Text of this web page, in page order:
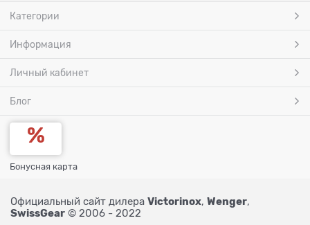
Категории
Информация
Личный кабинет
Блог
Бонусная карта
Официальный сайт дилера Victorinox, Wenger,
SwissGear © 2006 - 2022